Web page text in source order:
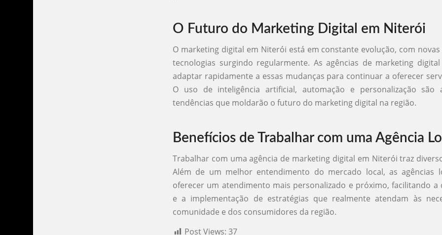
O Futuro do Marketing Digital em Niterói
O marketing digital em Niterói está em constante evolução, com
tecnologias surgindo regularmente. As agências de marketing
adaptar rapidamente a essas mudanças para continuar a oferecer
O uso de inteligência artificial, automação e personalização são
tendências que moldarão o futuro do marketing digital na região.
Benefícios de Trabalhar com uma Agência
Trabalhar com uma agência de marketing digital em Niterói traz
Além de um melhor entendimento do mercado local, as agências
oferecer um atendimento mais personalizado e próximo, facilitando a
e a implementação de estratégias que realmente atendam às
comunidade e dos consumidores da região.
Post Views: 37